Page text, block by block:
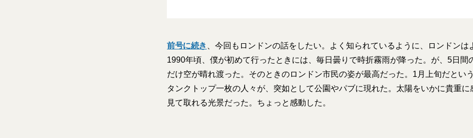
前号に続き
、今回もロンドンの話をしたい。よく知られているように、ロンドンは
1990年頃、僕が初めて行ったときには、毎日曇りで時折霧雨が降った。が、5日間
だけ空が晴れ渡った。そのときのロンドン市民の姿が最高だった。1月上旬だとい
タンクトップ一枚の人々が、突如として公園やパブに現れた。太陽をいかに貴重に
見て取れる光景だった。ちょっと感動した。